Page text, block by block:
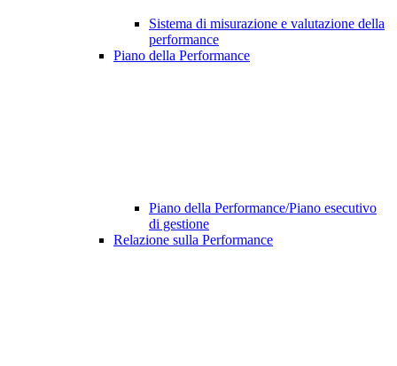
Sistema di misurazione e valutazione della
performance
Piano della Performance
Piano della Performance/Piano esecutivo
di gestione
Relazione sulla Performance